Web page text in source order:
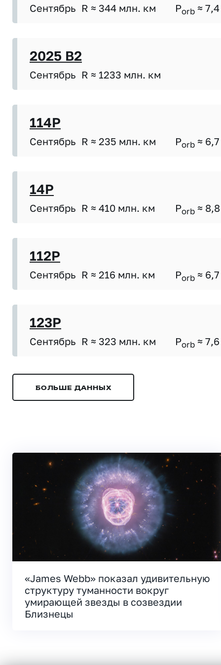
Сентябрь R ≈ 344 млн. км Porb ≈ 7,4
2025 B2
Сентябрь R ≈ 1233 млн. км
114P
Сентябрь R ≈ 235 млн. км Porb ≈ 6,7
14P
Сентябрь R ≈ 410 млн. км Porb ≈ 8,8
112P
Сентябрь R ≈ 216 млн. км Porb ≈ 6,7
123P
Сентябрь R ≈ 323 млн. км Porb ≈ 7,6
БОЛЬШЕ ДАННЫХ
«James Webb» показал удивительную
структуру туманности вокруг
умирающей звезды в созвездии
Близнецы